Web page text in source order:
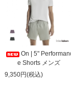
On | 5"
e Shorts メンズ
9,350円(税込)